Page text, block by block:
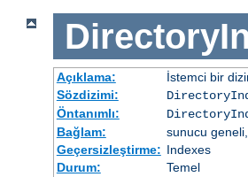
Açıklama:
İstemci bir
Sözdizimi:
Öntanımlı:
Bağlam:
sunucu
Geçersizleştirme: Indexes
Durum:
Temel